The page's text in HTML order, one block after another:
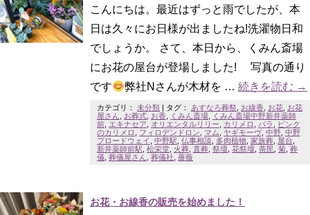
こんにちは。最近はずっと雨でしたが、本
日は久々にお日様が出ましたね!洗濯物日和
でしょうか。 さて、本日から、くみん斎場
にお花の屋台が登場しました! 写真の通り
です
弊社Nさんが木材を …続きを読む →
カテゴリ： 未分類 | タグ： あすなろ葬祭 お線香 お花 お花
屋さん
お葬式 お香 くみん斎場
くみん斎場中野新井薬師
前
エキナセア オリエンタルリリー カリメロ バラ
ピンク
のカリメロ
フィロデンドロン マム ヤギモーヴ, 中野 中野
ブロードウェイ
中野駅 仏事相談 多肉植物 家族葬 屋台
新井薬師前駅 松栄堂 火葬 直葬 祭壇 花祭壇 荼毘 菊 葬
儀 葬儀屋さん 葬儀社 薔薇
お花・お線香の販売を始めました！